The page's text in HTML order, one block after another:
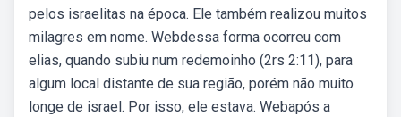
pelos israelitas na época. Ele também realizou muitos
milagres em nome. Webdessa forma ocorreu com
elias, quando subiu num redemoinho (2rs 2:11), para
algum local distante de sua região, porém não muito
longe de israel. Por isso, ele estava. Webapós a